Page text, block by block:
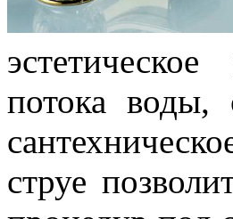
потока
струе